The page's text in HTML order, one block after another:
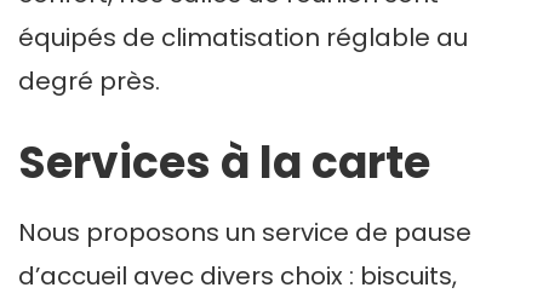
équipés de climatisation réglable au
degré près.
Services à la carte
Nous proposons un service de pause
d’accueil avec divers choix : biscuits,